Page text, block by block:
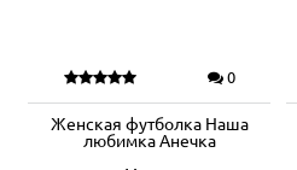
0
Женская футболка Наша
любимка Анечка